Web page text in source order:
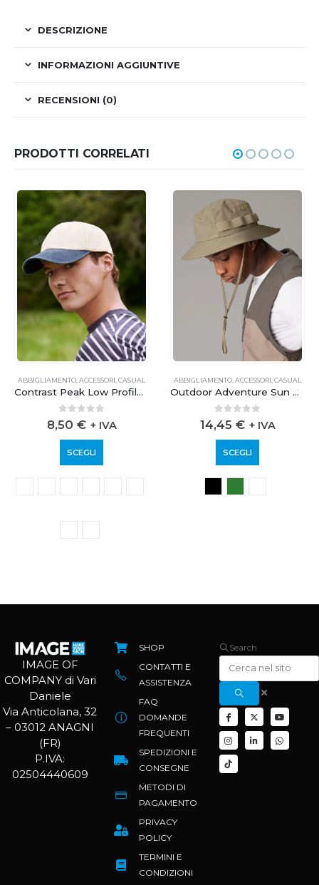
DESCRIZIONE
INFORMAZIONI AGGIUNTIVE
RECENSIONI (0)
PRODOTTI CORRELATI
ABBIGLIAMENTO, ACCESSORI CASUAL
Contrast Peak Low Profile Vintage Cap
0 out of 5
8,50 € + IVA
SCEGLI
ABBIGLIAMENTO, ACCESSORI CASUAL
Outdoor Adventure Sun Hat
0out of 5
14,45 € + IVA
SCEGLI
IMAGE OF
COMPANY di Vari
Daniele
Via Anticolana, 32
– 03012 ANAGNI
(FR)
P.IVA:
02504440609
SHOP
CONTATTI E
ASSISTENZA
FAQ
DOMANDE
FREQUENTI
SPEDIZIONI E
CONSEGNE
METODI DI
PAGAMENTO
PRIVACY
POLICY
TERMINI E
CONDIZIONI
Search